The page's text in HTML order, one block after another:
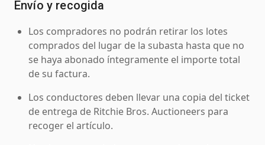
Envío y recogida
Los compradores no podrán retirar los lotes
comprados del lugar de la subasta hasta que no
se haya abonado íntegramente el importe total
de su factura.
Los conductores deben llevar una copia del ticket
de entrega de Ritchie Bros. Auctioneers para
recoger el artículo.